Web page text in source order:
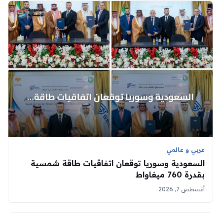
عربي و عالمي
السعودية وسوريا توقعان اتفاقيات طاقة شمسية
بقدرة 760 ميغاواط
أغسطس 7, 2026